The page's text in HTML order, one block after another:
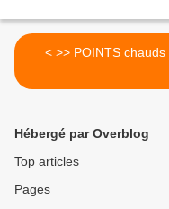
< >> POINTS chauds
Hébergé par Overblog
Top articles
Pages